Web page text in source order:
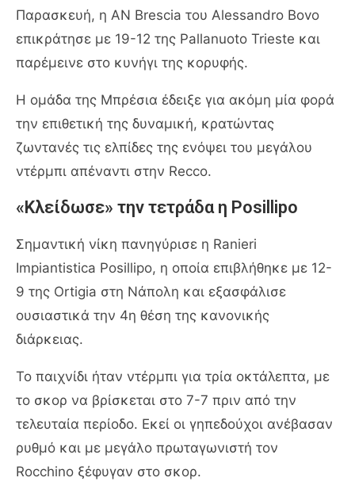
Παρασκευή, η AN Brescia του Alessandro Bovo
επικράτησε με 19-12 της Pallanuoto Trieste και
παρέμεινε στο κυνήγι της κορυφής.
Η ομάδα της Μπρέσια έδειξε για ακόμη μία φορά
την επιθετική της δυναμική, κρατώντας
ζωντανές τις ελπίδες της ενόψει του μεγάλου
ντέρμπι απέναντι στην Recco.
«Κλείδωσε» την τετράδα η Posillipo
Σημαντική νίκη πανηγύρισε η Ranieri
Impiantistica Posillipo, η οποία επιβλήθηκε με 12-
9 της Ortigia στη Νάπολη και εξασφάλισε
ουσιαστικά την 4η θέση της κανονικής
διάρκειας.
Το παιχνίδι ήταν ντέρμπι για τρία οκτάλεπτα, με
το σκορ να βρίσκεται στο 7-7 πριν από την
τελευταία περίοδο. Εκεί οι γηπεδούχοι ανέβασαν
ρυθμό και με μεγάλο πρωταγωνιστή τον
Rocchino ξέφυγαν στο σκορ.